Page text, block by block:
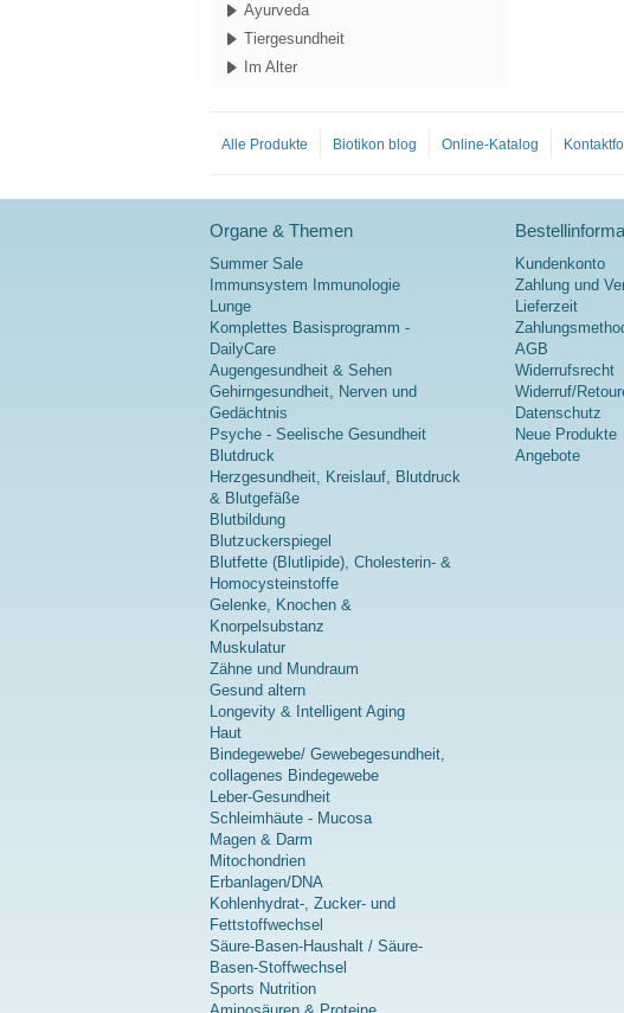
Ayurveda
Tiergesundheit
Im Alter
Alle Produkte Biotikon blog Online-Katalog
Organe & Themen
Summer Sale
Immunsystem Immunologie
Lunge
Komplettes Basisprogramm -
DailyCare
Augengesundheit & Sehen
Gehirngesundheit, Nerven und
Gedächtnis
Psyche - Seelische Gesundheit
Blutdruck
Herzgesundheit, Kreislauf, Blutdruck
& Blutgefäße
Blutbildung
Blutzuckerspiegel
Blutfette (Blutlipide), Cholesterin- &
Homocysteinstoffe
Gelenke, Knochen &
Knorpelsubstanz
Muskulatur
Zähne und Mundraum
Gesund altern
Longevity & Intelligent Aging
Haut
Bindegewebe/ Gewebegesundheit,
collagenes Bindegewebe
Leber-Gesundheit
Schleimhäute - Mucosa
Magen & Darm
Mitochondrien
Erbanlagen/DNA
Kohlenhydrat-, Zucker- und
Fettstoffwechsel
Säure-Basen-Haushalt / Säure-
Basen-Stoffwechsel
Sports Nutrition
Kundenkonto
Zahlung und
Lieferzeit
AGB
Widerrufsrecht
Widerruf/
Datenschutz
Neue Produkte
Angebote